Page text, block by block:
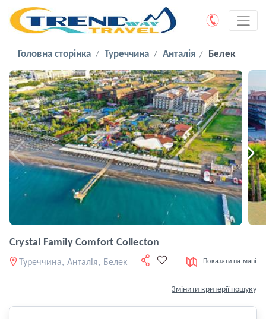
Головна сторінка Туреччина Анталія Белек
Crystal Family Comfort Collecton
Туреччина, Анталія, Белек Показати на мапі
Змінити критерії пошуку